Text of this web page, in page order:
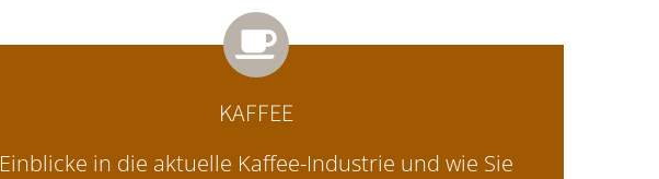
KAFFEE
Einblicke in die aktuelle Kaffee-Industrie und wie Sie